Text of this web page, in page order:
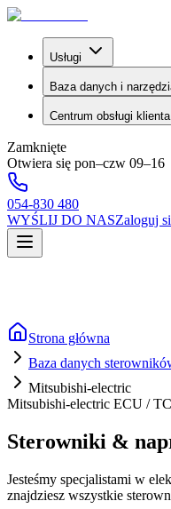
Usługi
Baza danych i
Centrum obsługi klienta
Zamknięte
Otwiera się pon–czw 09–16
054-830 480
WYŚLIJ DO NASZaloguj
Strona główna
Baza danych
Mitsubishi-electric
Mitsubishi-electric ECU /
Sterowniki &
Jesteśmy specjalistami w
znajdziesz wszystkie